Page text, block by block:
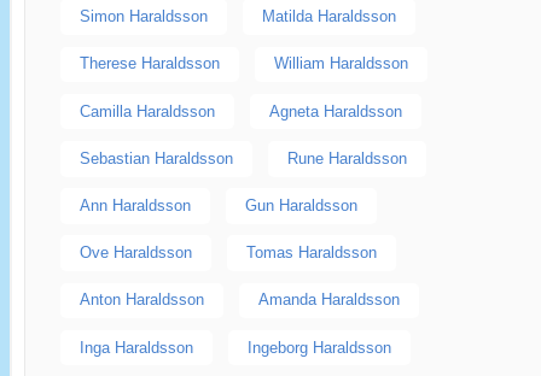
Simon Haraldsson Matilda Haraldsson
Therese Haraldsson William Haraldsson
Camilla Haraldsson Agneta Haraldsson
Sebastian Haraldsson Rune Haraldsson
Ann Haraldsson Gun Haraldsson
Ove Haraldsson Tomas Haraldsson
Anton Haraldsson Amanda Haraldsson
Inga Haraldsson Ingeborg Haraldsson